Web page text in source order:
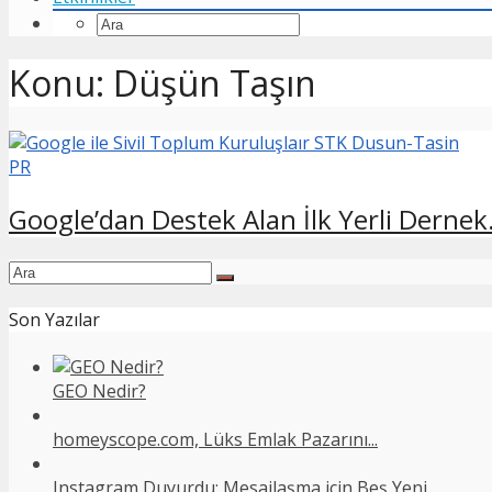
Konu: Düşün Taşın
PR
Google’dan Destek Alan İlk Yerli
Son Yazılar
GEO Nedir?
homeyscope.com, Lüks Emlak Pazarını...